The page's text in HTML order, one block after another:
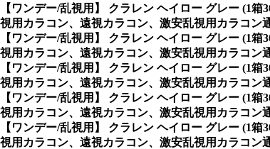
【ワンデー/乱視用】 クラレン ヘイロー グレー (1
視用カラコン、遠視カラコン、激安乱視用カラコン
【ワンデー/乱視用】 クラレン ヘイロー グレー (1
視用カラコン、遠視カラコン、激安乱視用カラコ
【ワンデー/乱視用】 クラレン ヘイロー グレー (1
視用カラコン、遠視カラコン、激安乱視用カラコン
【ワンデー/乱視用】 クラレン ヘイロー グレー (1
視用カラコン、遠視カラコン、激安乱視用カラコン
【ワンデー/乱視用】 クラレン ヘイロー グレー (1
視用カラコン、遠視カラコン、激安乱視用カラコ